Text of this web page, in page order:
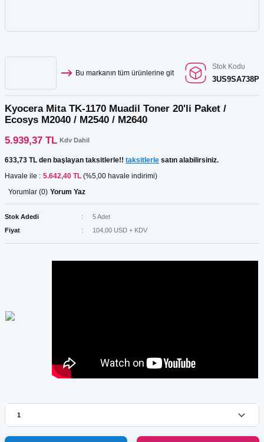
Bu markanın tüm ürünlerine git
Stok Kodu
3US9SA738P
Kyocera Mita TK-1170 Muadil Toner 20'li Paket /
Ecosys M2040 / M2540 / M2640
5.939,37 TL Kdv Dahil
633,73 TL den başlayan taksitlerle!! taksitlerle satın alabilirsiniz.
Havale ile : 5.642,40 TL (%5,00 havale indirimi)
Yorumlar (0) Yorum Yaz
Stok Adedi
5 Adet
Fiyat
104,00 USD + KDV